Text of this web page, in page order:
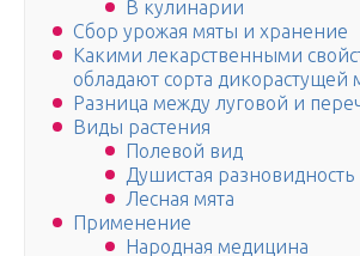
В кулинарии
Сбор урожая мяты и хранение
Какими лекарственными
обладают сорта дикорастущей
Разница между луговой и
Виды растения
Полевой вид
Душистая разновидность
Лесная мята
Применение
Народная медицина